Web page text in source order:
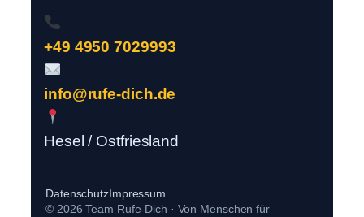
+49 4950 7029993
info@rufe-dich.de
Hesel / Ostfriesland
DatenschutzImpressum
© 2026 Team Rufe-Dich · Von Menschen für